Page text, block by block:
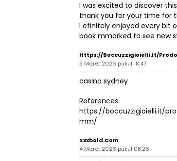
I was excited to discover
thank you for your time for
I efinitely enjoyed every bit
book mmarked to see new
Https://boccuzzigioielli.it/
3 Maret 2026 pukul 18:47
casino sydney
References:
https://boccuzzigioielli.it/
mm/
Xxxbold.com
4 Maret 2026 pukul 08:26